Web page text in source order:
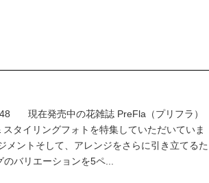
現在発売中の花雑誌 PreFla（プリフラ）
タイリングフォトを特集していただいていま
メントそして、アレンジをさらに引き立てるた
バリエーションを5ペ...